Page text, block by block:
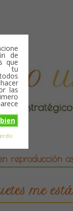
de
que
tu
las
reproducción
me